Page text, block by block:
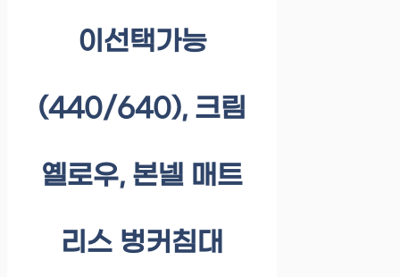
이선택가능
(440/640), 크림
옐로우, 본넬 매트
리스 벙커침대